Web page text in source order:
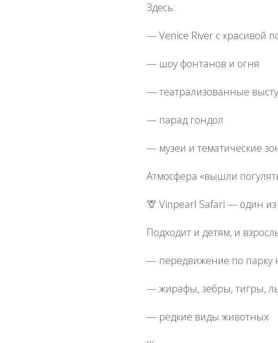
Здесь:
— Venice River с красивой
— шоу фонтанов и огня
— театрализованные
— парад гондол
— музеи и тематические
Атмосфера «вышли
🦒 Vinpearl Safari — один
Подходит и детям, и
— передвижение по парку
— жирафы, зебры, тигры,
— редкие виды животных